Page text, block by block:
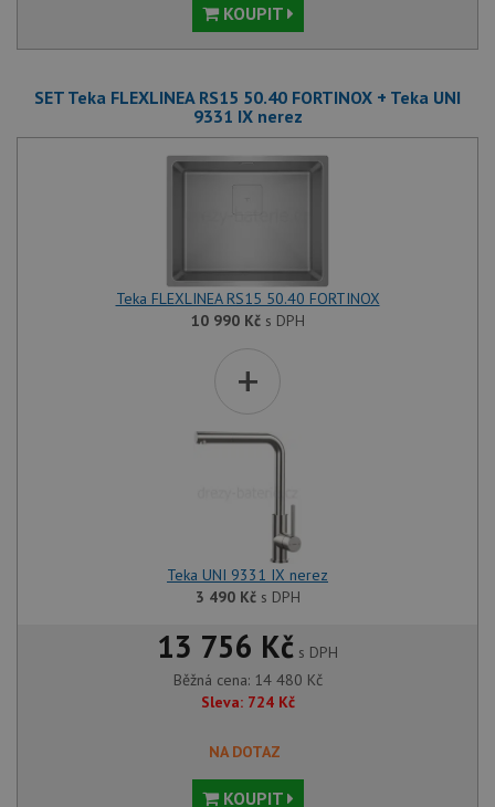
KOUPIT
SET Teka FLEXLINEA RS15 50.40 FORTINOX + Teka UNI
9331 IX nerez
Teka FLEXLINEA RS15 50.40 FORTINOX
10 990 Kčs DPH
+
Teka UNI 9331 IX nerez
3 490 Kčs DPH
13 756 Kč s DPH
Běžná cena: 14 480 Kč
Sleva: 724 Kč
NA DOTAZ
KOUPIT